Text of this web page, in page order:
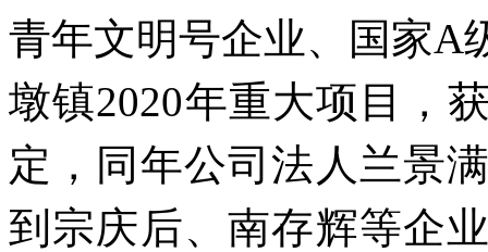
青年文明号企业、国家A
墩镇2020年重大项目，
定，同年公司法人兰景
到宗庆后、南存辉等企